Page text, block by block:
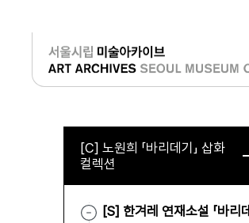
로그인
[C] 노원희 「바리데기」 삽화
컬렉션
[S] 한겨레 연재소설 「바리데